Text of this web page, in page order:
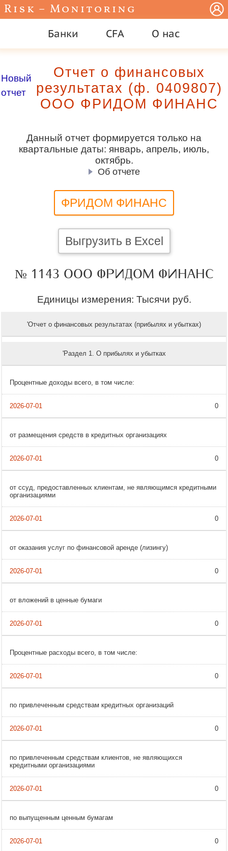
Risk – Monitoring
Банки CFA О нас
Новый
отчет
Отчет о финансовых
результатах (ф. 0409807)
ООО ФРИДОМ ФИНАНС
Данный отчет формируется только на
квартальные даты: январь, апрель, июль,
октябрь.
Об отчете
ФРИДОМ ФИНАНС
Выгрузить в Excel
№ 1143 ООО ФРИДОМ ФИНАНС
Единицы измерения: Тысячи руб.
'Отчет о финансовых результатах (прибылях и убытках)
'Раздел 1. О прибылях и убытках
Процентные доходы всего, в том числе:
0
от размещения средств в кредитных организациях
0
от ссуд, предоставленных клиентам, не являющимся кредитными
организациями
0
от оказания услуг по финансовой аренде (лизингу)
0
от вложений в ценные бумаги
0
Процентные расходы всего, в том числе:
0
по привлеченным средствам кредитных организаций
0
по привлеченным средствам клиентов, не являющихся
кредитными организациями
0
по выпущенным ценным бумагам
0